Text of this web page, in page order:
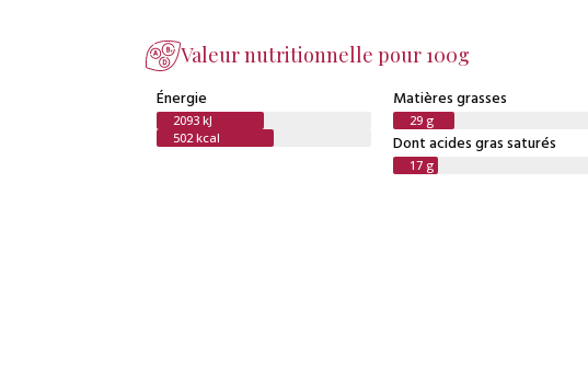
Valeur nutritionnelle pour 100g
Énergie
2093 kJ
502 kcal
Matières grasses
29 g
Dont acides gras saturés
17 g